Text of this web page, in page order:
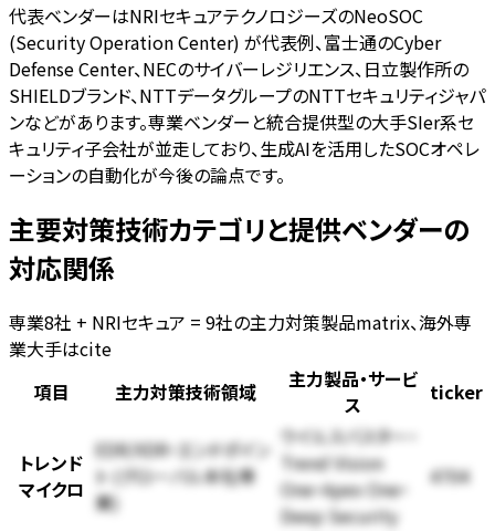
代表ベンダーはNRIセキュアテクノロジーズのNeoSOC
(Security Operation Center) が代表例、富士通のCyber
Defense Center、NECのサイバーレジリエンス、日立製作所の
SHIELDブランド、NTTデータグループのNTTセキュリティジャパ
ンなどがあります。専業ベンダーと統合提供型の大手SIer系セ
キュリティ子会社が並走しており、生成AIを活用したSOCオペレ
ーションの自動化が今後の論点です。
主要対策技術カテゴリと提供ベンダーの
対応関係
専業8社 + NRIセキュア = 9社の主力対策製品matrix、海外専
業大手はcite
項目
主力対策技術領域
主力製品・サービ
ス
ticker
トレンド
マイクロ
EDR/XDR・エンドポイン
ト (グローバル本社専
業)
ウイルスバスター・
Trend Vision
One・Apex One・
Deep Security
4704